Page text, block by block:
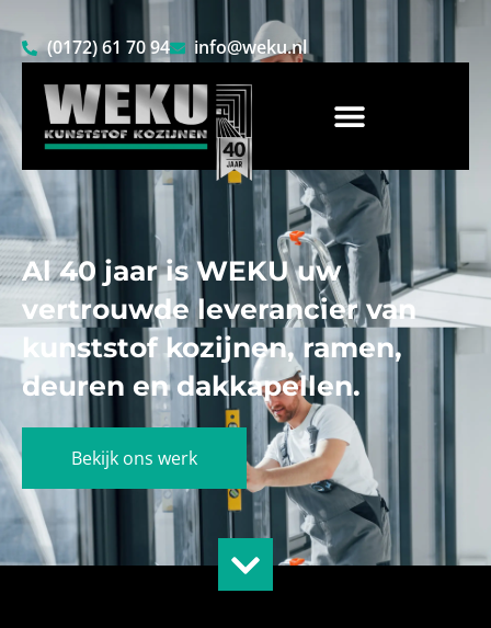
(0172) 61 70 94 info@weku.nl
Al 40 jaar is WEKU uw
vertrouwde leverancier van
kunststof kozijnen, ramen,
deuren en dakkapellen.
Bekijk ons werk